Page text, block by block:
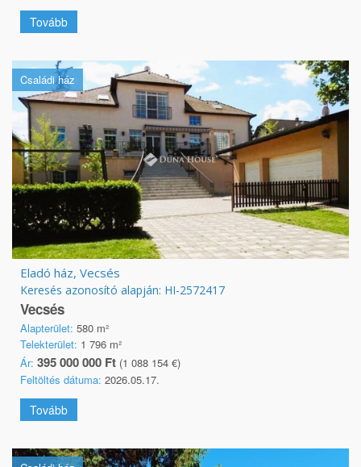
Tovább
Családi ház
Eladó ház, Vecsés
Keresés azonosító alapján: HI-2572417
Vecsés
Alapterület: 580 m²
Telekterület: 1 796 m²
Ár: 395 000 000 Ft (1 088 154 €)
Feltöltés dátuma: 2026.05.17.
Tovább